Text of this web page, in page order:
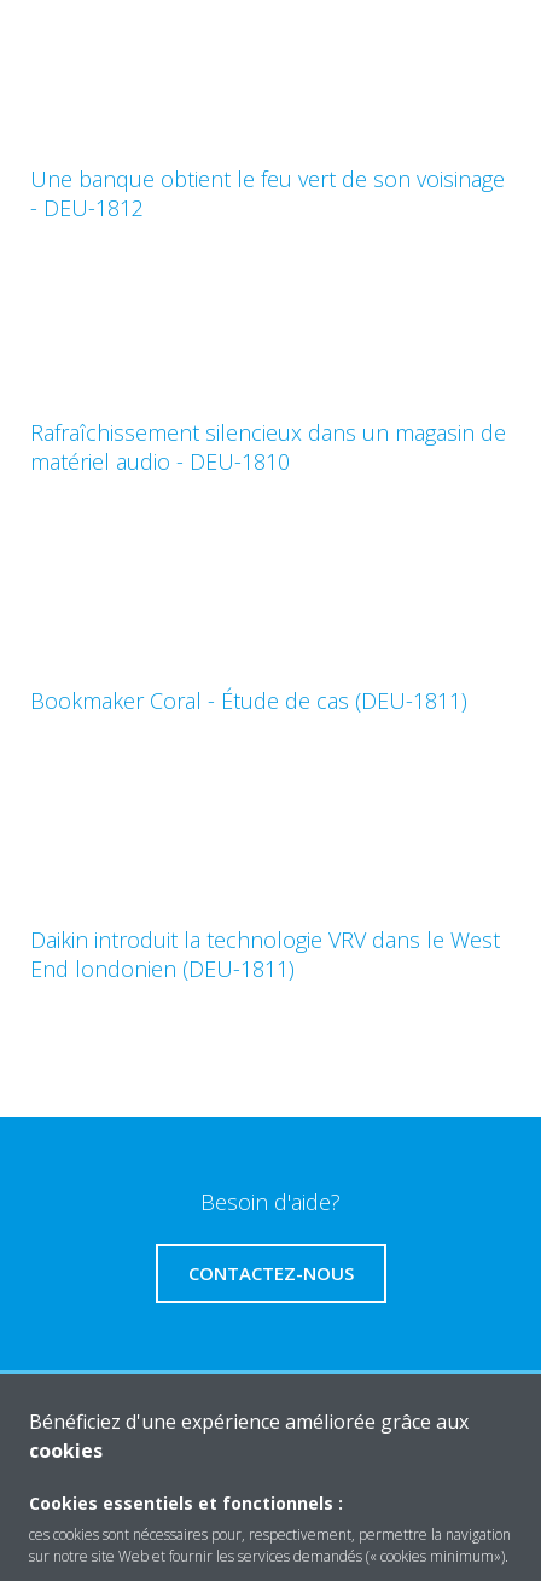
Une banque obtient le feu vert de son voisinage
- DEU-1812
Rafraîchissement silencieux dans un magasin de
matériel audio - DEU-1810
Bookmaker Coral - Étude de cas (DEU-1811)
Daikin introduit la technologie VRV dans le West
End londonien (DEU-1811)
Besoin d'aide?
CONTACTEZ-NOUS
Produits
Solutions
Bénéficiez d'une expérience améliorée grâce aux
cookies
Cookies essentiels et fonctionnels :
ces cookies sont nécessaires pour, respectivement, permettre la navigation
sur notre site Web et fournir les services demandés (« cookies minimum»).